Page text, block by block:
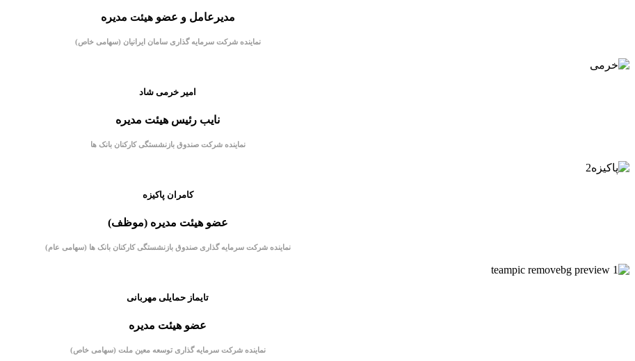
مدیرعامل و عضوهیئت مدیره
نماینده شرکت سرمایه گذاری سامان ایرانیان (سهامی خاص)
امیر خرمی شاد
نایب رئیس هیئت مديره
نماینده شرکت صندوق بازنشستگی کارکنان بانک ها
کامران پاکیزه
عضو هیئت مديره (موظف)
نماینده شرکت سرمایه گذاری صندوق بازنشستگی کارکنان بانک ها (سهامی عام)
تایماز حمایلی مهربانی
عضو هیئت مديره
نماینده شرکت سرمایه گذاری توسعه معین ملت (سهامی خاص)